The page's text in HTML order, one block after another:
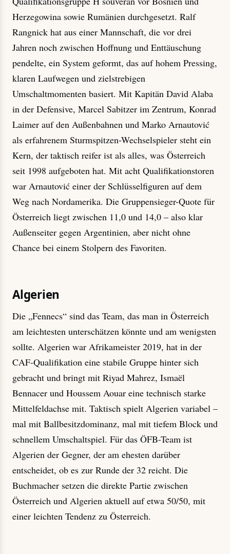
Herzegowina sowie Rumänien durchgesetzt. Ralf
Rangnick hat aus einer Mannschaft, die vor drei
Jahren noch zwischen Hoffnung und Enttäuschung
pendelte, ein System geformt, das auf hohem Pressing,
klaren Laufwegen und zielstrebigen
Umschaltmomenten basiert. Mit Kapitän David Alaba
in der Defensive, Marcel Sabitzer im Zentrum, Konrad
Laimer auf den Außenbahnen und Marko Arnautović
als erfahrenem Sturmspitzen-Wechselspieler steht ein
Kern, der taktisch reifer ist als alles, was Österreich
seit 1998 aufgeboten hat. Mit acht Qualifikationstoren
war Arnautović einer der Schlüsselfiguren auf dem
Weg nach Nordamerika. Die Gruppensieger-Quote für
Österreich liegt zwischen 11,0 und 14,0 – also klar
Außenseiter gegen Argentinien, aber nicht ohne
Chance bei einem Stolpern des Favoriten.
Algerien
Die „Fennecs“ sind das Team, das man in Österreich
am leichtesten unterschätzen könnte und am wenigsten
sollte. Algerien war Afrikameister 2019, hat in der
CAF-Qualifikation eine stabile Gruppe hinter sich
gebracht und bringt mit Riyad Mahrez, Ismaël
Bennacer und Houssem Aouar eine technisch starke
Mittelfeldachse mit. Taktisch spielt Algerien variabel –
mal mit Ballbesitzdominanz, mal mit tiefem Block und
schnellem Umschaltspiel. Für das ÖFB-Team ist
Algerien der Gegner, der am ehesten darüber
entscheidet, ob es zur Runde der 32 reicht. Die
Buchmacher setzen die direkte Partie zwischen
Österreich und Algerien aktuell auf etwa 50/50, mit
einer leichten Tendenz zu Österreich.